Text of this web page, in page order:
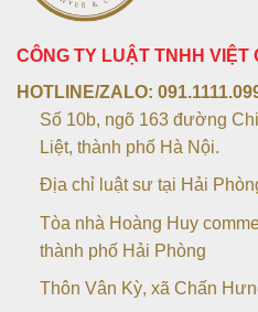
CÔNG TY LUẬT TNHH VIỆT
HOTLINE/ZALO:
Số 10b, ngõ 163 đường
Liệt, thành phố Hà Nội.
Địa chỉ luật sư tại Hải
Tòa nhà Hoàng Huy
thành phố Hải Phòng
Thôn Vân Kỳ, xã Chấn